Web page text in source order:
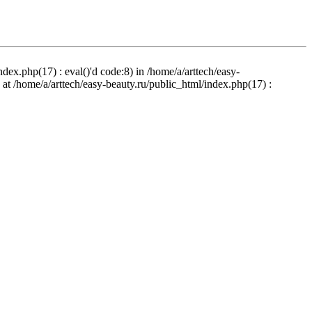
: eval()'d code:8) in /home/a/arttech/easy-
/home/a/arttech/easy-beauty.ru/public_html/index.php(17) :